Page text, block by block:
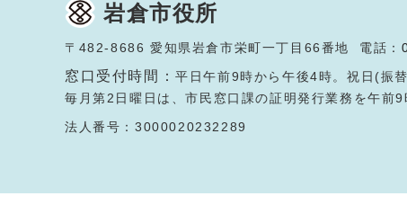
岩倉市役所
〒482-8686 愛知県岩倉市栄町一丁目66番地 電話：
窓口受付時間：平日午前9時から午後4時。祝日(振
毎月第2日曜日は、市民窓口課の証明発行業務を午前
法人番号：3000020232289